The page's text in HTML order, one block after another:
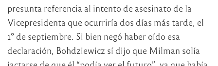
presunta referencia al intento de asesinato de la
Vicepresidenta que ocurriría dos días más tarde, el
1° de septiembre. Si bien negó haber oído esa
declaración, Bohdziewicz sí dijo que Milman solía